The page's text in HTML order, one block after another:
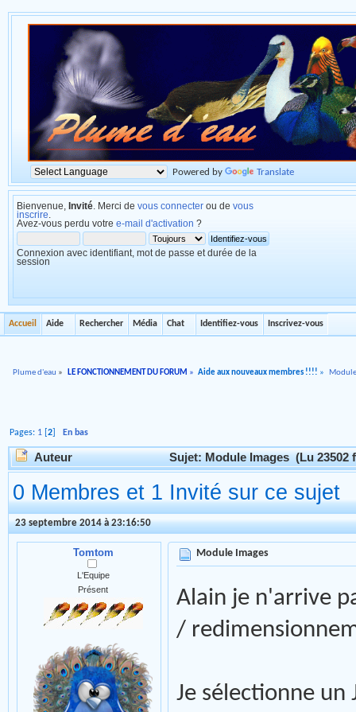
Powered by Translate
Bienvenue, Invité . Merci de vous connecter ou de vous
inscrire
Avez-vous perdu votre e-mail d'activation ?
Connexion avec identifiant, mot de passe et durée de la
session
Accueil Aide Rechercher Média Chat Identifiez-vous Inscrivez-vous
Plume d'eau » LE FONCTIONNEMENT DU FORUM » Aide aux nouveaux membres !!!! »
Pages: 1 [2 ]En bas
Auteur Sujet: Module Images (Lu 23502
0 Membres et 1 Invité sur ce sujet
23 septembre 2014 à 23:16:50
Tomtom
L'Equipe
Présent
Module Images
Alain je n'arrive
/
Je sélectionne un